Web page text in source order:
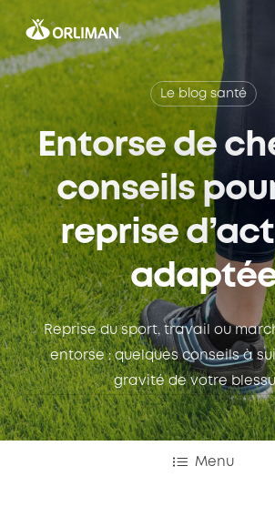
Skip
main
content
Le blog santé
Entorse de
conseils
reprise
Reprise du sport, travail ou
entorse : quelques conseils à
gravité de votre
Menu